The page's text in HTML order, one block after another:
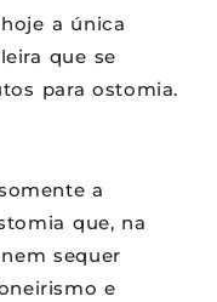
a única
que se
para ostomia.
a
que, na
sequer
e